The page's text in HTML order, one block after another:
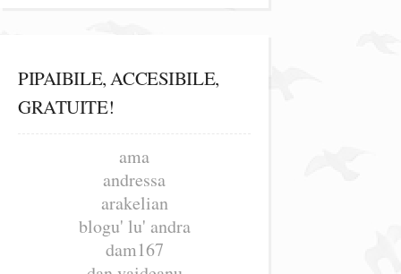
PIPAIBILE, ACCESIBILE,
GRATUITE!
ama
andressa
arakelian
blogu' lu' andra
dam167